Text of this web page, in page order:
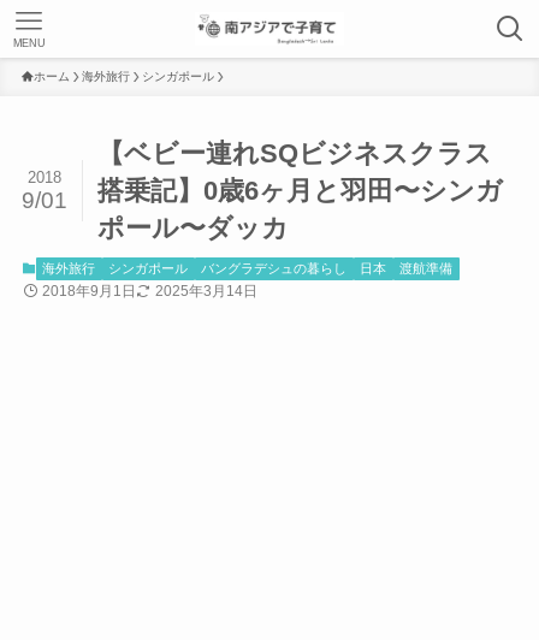
MENU
ホーム 海外旅行 シンガポール
【ベビー連れSQビジネスクラス
搭乗記】0歳6ヶ月と羽田〜シンガ
ポール〜ダッカ
2018
9/01
海外旅行 シンガポール バングラデシュの暮らし 日本 渡航準備
2018年9月1日 2025年3月14日